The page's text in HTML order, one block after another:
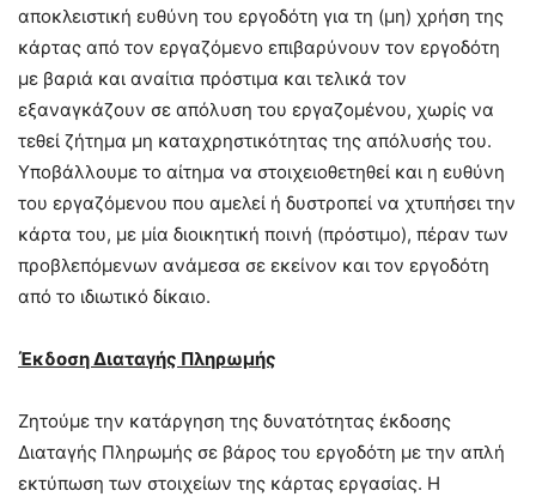
αποκλειστική ευθύνη του εργοδότη για τη (μη) χρήση της
κάρτας από τον εργαζόμενο επιβαρύνουν τον εργοδότη
με βαριά και αναίτια πρόστιμα και τελικά τον
εξαναγκάζουν σε απόλυση του εργαζομένου, χωρίς να
τεθεί ζήτημα μη καταχρηστικότητας της απόλυσής του.
Υποβάλλουμε το αίτημα να στοιχειοθετηθεί και η ευθύνη
του εργαζόμενου που αμελεί ή δυστροπεί να χτυπήσει την
κάρτα του, με μία διοικητική ποινή (πρόστιμο), πέραν των
προβλεπόμενων ανάμεσα σε εκείνον και τον εργοδότη
από το ιδιωτικό δίκαιο.
Έκδοση Διαταγής Πληρωμής
Ζητούμε την κατάργηση της δυνατότητας έκδοσης
Διαταγής Πληρωμής σε βάρος του εργοδότη με την απλή
εκτύπωση των στοιχείων της κάρτας εργασίας. Η